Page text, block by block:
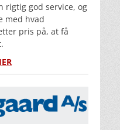
rigtig god service, og
med hvad
pris på, at få